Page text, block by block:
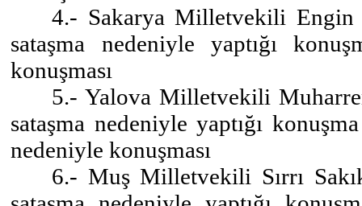
4.- Sakarya Milletvekili Engin
sataşma nedeniyle yaptığı
konuşması
5.- Yalova Milletvekili
sataşma nedeniyle yaptığı
nedeniyle konuşması
6.- Muş Milletvekili Sırrı